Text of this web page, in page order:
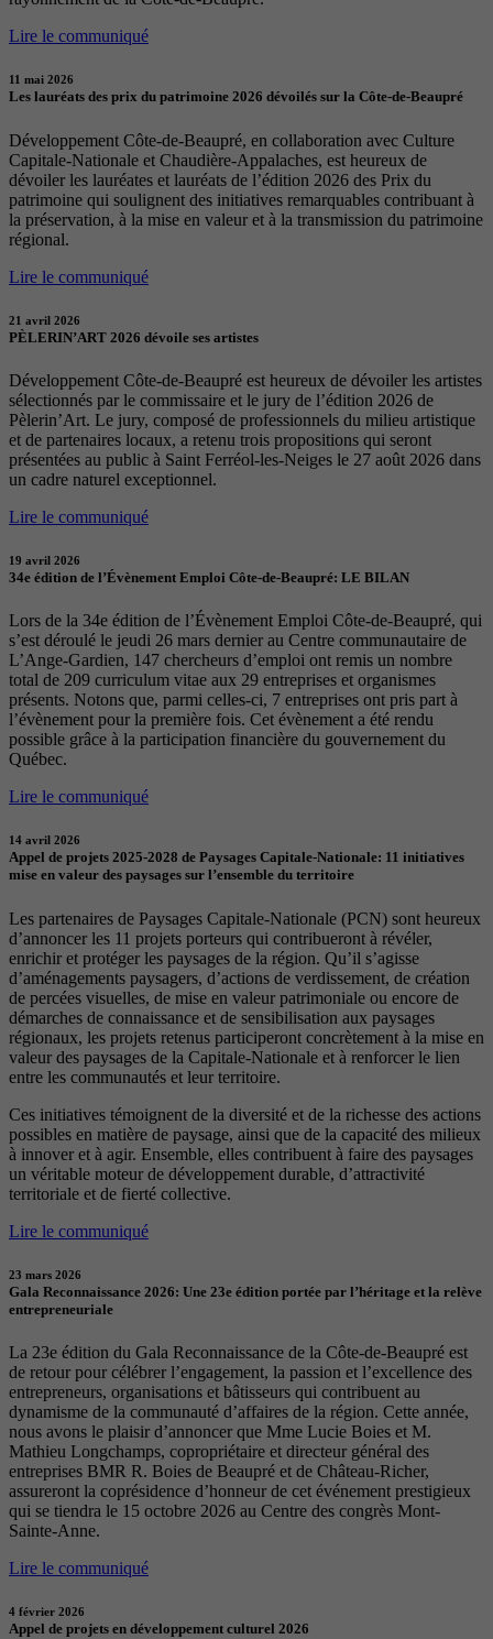
Lire le communiqué
11 mai 2026
Les lauréats des prix du patrimoine 2026 dévoilés sur la Côte-de-Beaupré
Développement Côte-de-Beaupré, en collaboration avec Culture
Capitale-Nationale et Chaudière-Appalaches, est heureux de
dévoiler les lauréates et lauréats de l’édition 2026 des Prix du
patrimoine qui soulignent des initiatives remarquables contribuant à
la préservation, à la mise en valeur et à la transmission du patrimoine
régional.
Lire le communiqué
21 avril 2026
PÈLERIN’ART 2026 dévoile ses artistes
Développement Côte-de-Beaupré est heureux de dévoiler les artistes
sélectionnés par le commissaire et le jury de l’édition 2026 de
Pèlerin’Art. Le jury, composé de professionnels du milieu artistique
et de partenaires locaux, a retenu trois propositions qui seront
présentées au public à Saint Ferréol-les-Neiges le 27 août 2026 dans
un cadre naturel exceptionnel.
Lire le communiqué
19 avril 2026
34e édition de l’Évènement Emploi Côte-de-Beaupré: LE BILAN
Lors de la 34e édition de l’Évènement Emploi Côte-de-Beaupré, qui
s’est déroulé le jeudi 26 mars dernier au Centre communautaire de
L’Ange-Gardien, 147 chercheurs d’emploi ont remis un nombre
total de 209 curriculum vitae aux 29 entreprises et organismes
présents. Notons que, parmi celles-ci, 7 entreprises ont pris part à
l’évènement pour la première fois. Cet évènement a été rendu
possible grâce à la participation financière du gouvernement du
Québec.
Lire le communiqué
14 avril 2026
Appel de projets 2025-2028 de Paysages Capitale-Nationale: 11 initiatives
mise en valeur des paysages sur l’ensemble du territoire
Les partenaires de Paysages Capitale-Nationale (PCN) sont heureux
d’annoncer les 11 projets porteurs qui contribueront à révéler,
enrichir et protéger les paysages de la région. Qu’il s’agisse
d’aménagements paysagers, d’actions de verdissement, de création
de percées visuelles, de mise en valeur patrimoniale ou encore de
démarches de connaissance et de sensibilisation aux paysages
régionaux, les projets retenus participeront concrètement à la mise en
valeur des paysages de la Capitale-Nationale et à renforcer le lien
entre les communautés et leur territoire.
Ces initiatives témoignent de la diversité et de la richesse des actions
possibles en matière de paysage, ainsi que de la capacité des milieux
à innover et à agir. Ensemble, elles contribuent à faire des paysages
un véritable moteur de développement durable, d’attractivité
territoriale et de fierté collective.
Lire le communiqué
23 mars 2026
Gala Reconnaissance 2026: Une 23e édition portée par l’héritage et la relève
entrepreneuriale
La 23e édition du Gala Reconnaissance de la Côte-de-Beaupré est
de retour pour célébrer l’engagement, la passion et l’excellence des
entrepreneurs, organisations et bâtisseurs qui contribuent au
dynamisme de la communauté d’affaires de la région. Cette année,
nous avons le plaisir d’annoncer que Mme Lucie Boies et M.
Mathieu Longchamps, copropriétaire et directeur général des
entreprises BMR R. Boies de Beaupré et de Château-Richer,
assureront la coprésidence d’honneur de cet événement prestigieux
qui se tiendra le 15 octobre 2026 au Centre des congrès Mont-
Sainte-Anne.
Lire le communiqué
4 février 2026
Appel de projets en développement culturel 2026